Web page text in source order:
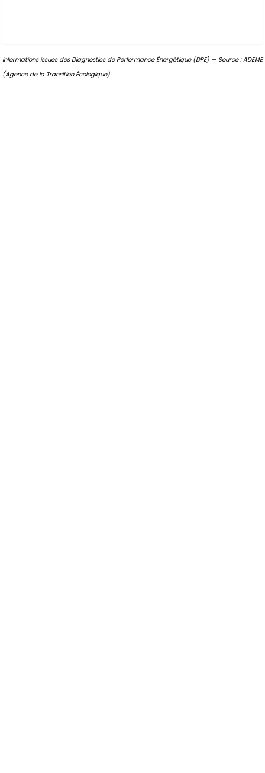
Informations issues des Diagnostics de Performance Énergétique (DPE) — Source : ADEME
(Agence de la Transition Écologique).